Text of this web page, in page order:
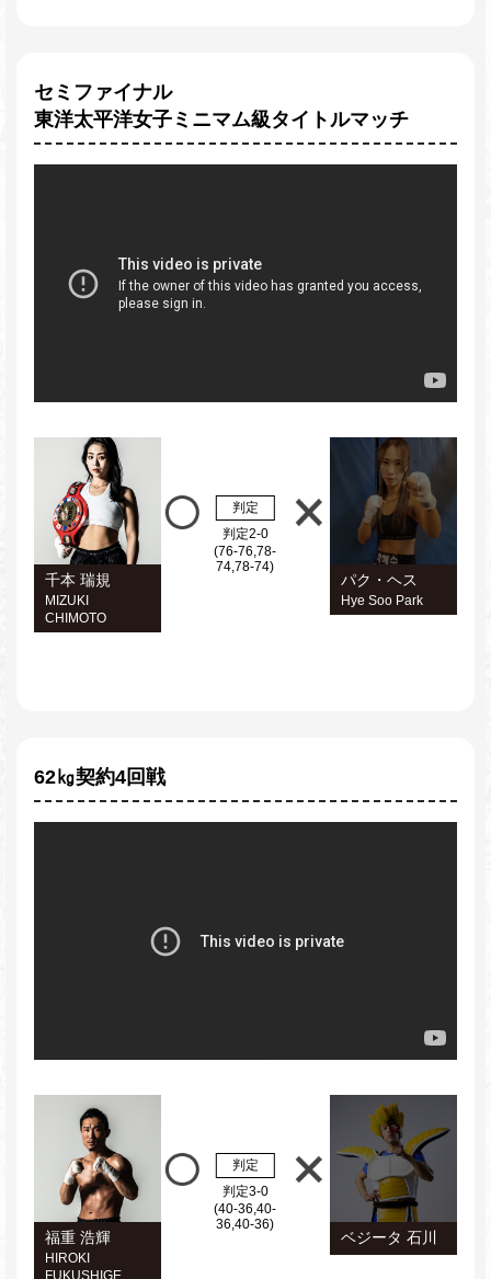
セミファイナル
東洋太平洋女子ミニマム級タイトルマッチ
千本 瑞規
MIZUKI
CHIMOTO
判定
判定2-0
(76-76,78-
74,78-74)
パク・ヘス
Hye Soo Park
62㎏契約4回戦
福重 浩輝
HIROKI
FUKUSHIGE
判定
判定3-0
(40-36,40-
36,40-36)
ベジータ 石川